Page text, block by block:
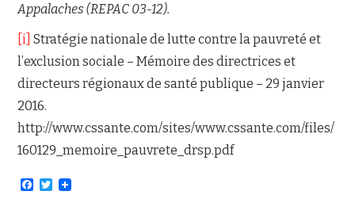
Appalaches (REPAC 03-12).
[i] Stratégie nationale de lutte contre la pauvreté et
l’exclusion sociale – Mémoire des directrices et
directeurs régionaux de santé publique – 29 janvier
2016.
http://www.cssante.com/sites/www.cssante.com/files/
160129_memoire_pauvrete_drsp.pdf
F
T